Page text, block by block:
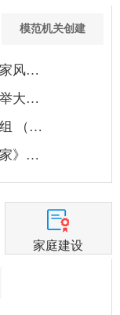
模范机关创建
风…
大…
（…
》…
家庭建设